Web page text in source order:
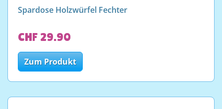
Spardose Holzwürfel Fechter
CHF 29.90
Zum Produkt